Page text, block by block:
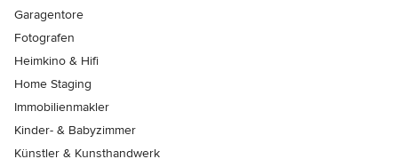
Garagentore
Fotografen
Heimkino & Hifi
Home Staging
Immobilienmakler
Kinder- & Babyzimmer
Künstler & Kunsthandwerk